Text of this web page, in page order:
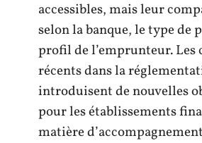
accessibles, mais leur
selon la banque, le type de
profil de l’emprunteur. Les
récents dans la
introduisent de nouvelles
pour les établissements
matière